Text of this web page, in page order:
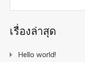
เรื่องล่าสุด
Hello world!